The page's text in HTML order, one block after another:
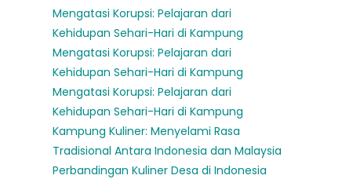
Mengatasi Korupsi: Pelajaran dari
Kehidupan Sehari-Hari di Kampung
Mengatasi Korupsi: Pelajaran dari
Kehidupan Sehari-Hari di Kampung
Mengatasi Korupsi: Pelajaran dari
Kehidupan Sehari-Hari di Kampung
Kampung Kuliner: Menyelami Rasa
Tradisional Antara Indonesia dan Malaysia
Perbandingan Kuliner Desa di Indonesia